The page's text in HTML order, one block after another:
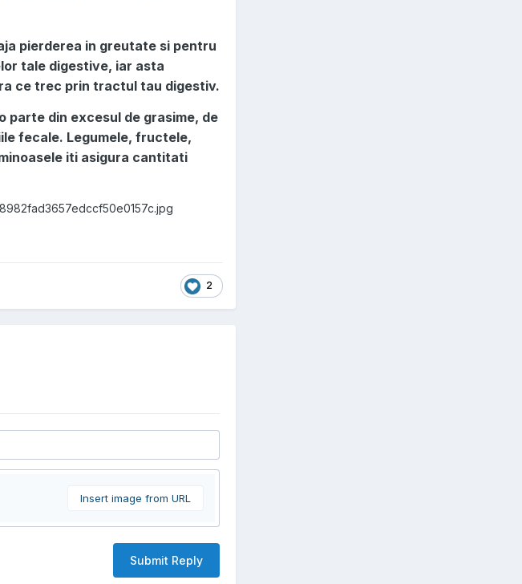
pierderea in greutate si pentru
tale digestive, iar asta
ce trec prin tractul tau digestiv.
parte din excesul de grasime, de
fecale. Legumele, fructele,
iti asigura cantitati
2
Insert image from URL
Submit Reply